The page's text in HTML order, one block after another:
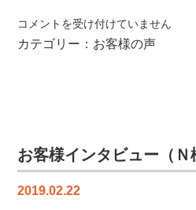
お
客
新
し
ま
コメントを受け付けていません
カテゴリー： お客様の声
お客様インタビュー（Ｎ
2019.02.22